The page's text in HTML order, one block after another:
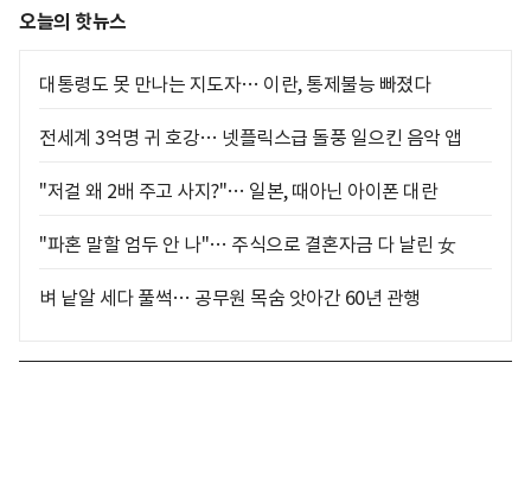
오늘의 핫뉴스
대통령도 못 만나는 지도자… 이란, 통제불능 빠졌다
전세계 3억명 귀 호강… 넷플릭스급 돌풍 일으킨 음악 앱
"저걸 왜 2배 주고 사지?"… 일본, 때아닌 아이폰 대란
"파혼 말할 엄두 안 나"… 주식으로 결혼자금 다 날린 女
벼 낱알 세다 풀썩… 공무원 목숨 앗아간 60년 관행